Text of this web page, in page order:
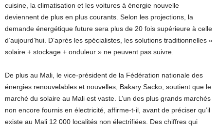
cuisine, la climatisation et les voitures à énergie nouvelle
deviennent de plus en plus courants. Selon les projections, la
demande énergétique future sera plus de 20 fois supérieure à celle
d’aujourd’hui. D’après les spécialistes, les solutions traditionnelles «
solaire + stockage + onduleur » ne peuvent pas suivre.
De plus au Mali, le vice-président de la Fédération nationale des
énergies renouvelables et nouvelles, Bakary Sacko, soutient que le
marché du solaire au Mali est vaste. L’un des plus grands marchés
non encore fournis en électricité, affirme-t-il, avant de préciser qu’il
existe au Mali 12 000 localités non électrifiées. Des chiffres qui